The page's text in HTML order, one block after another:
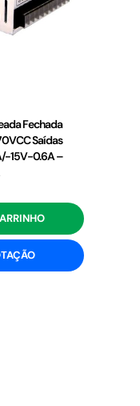
Fechada
Saídas
15V-0.6A –